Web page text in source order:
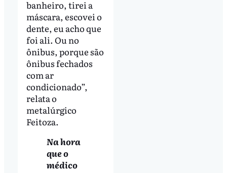
banheiro, tirei a
máscara, escovei o
dente, eu acho que
foi ali. Ou no
ônibus, porque são
ônibus fechados
com ar
condicionado”,
relata o
metalúrgico
Feitoza.
Na hora
que o
médico